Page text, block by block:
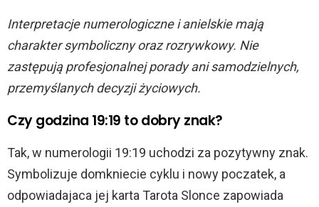
Interpretacje numerologiczne i anielskie mają
charakter symboliczny oraz rozrywkowy. Nie
zastępują profesjonalnej porady ani samodzielnych,
przemyślanych decyzji życiowych.
Czy godzina 19:19 to dobry znak?
Tak, w numerologii 19:19 uchodzi za pozytywny znak.
Symbolizuje domkniecie cyklu i nowy poczatek, a
odpowiadajaca jej karta Tarota Slonce zapowiada